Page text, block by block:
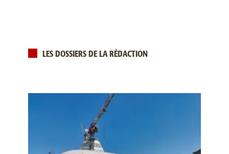
LES DOSSIERS DE LA RÉDACTION